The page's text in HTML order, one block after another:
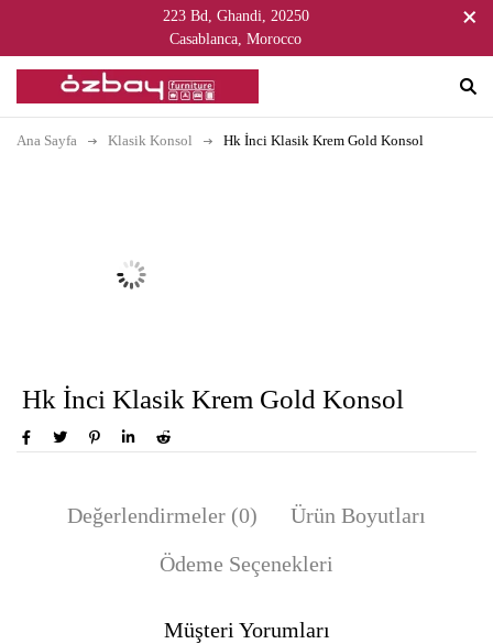
223 Bd, Ghandi, 20250
Casablanca, Morocco
Ana Sayfa Klasik Konsol Hk İnci Klasik Krem Gold Konsol
Hk İnci Klasik Krem Gold Konsol
Değerlendirmeler (0)
Ürün Boyutları
Ödeme Seçenekleri
Müşteri Yorumları